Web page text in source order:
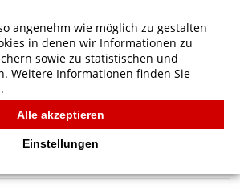
Rich Hooded Sweatshirt
angenehm wie möglich zu gestalten
in denen wir Informationen zu
sowie zu statistischen und
Weitere Informationen finden Sie
Alle akzeptieren
Einstellungen